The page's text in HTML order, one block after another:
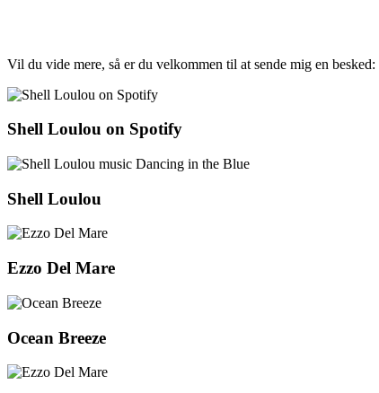
Vil du vide mere, så er du velkommen til at sende mig en besked:
Shell Loulou on Spotify
Shell Loulou
Ezzo Del Mare
Ocean Breeze